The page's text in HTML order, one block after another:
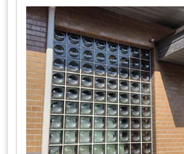
少人数の職場（所属部門の人数3人以下）
完全週休2日制 年間休日120日以上 地
資産税（相続・事業承継）に強み ダブ
医療に強み 建設に強み 不動産に強み
製造に強み